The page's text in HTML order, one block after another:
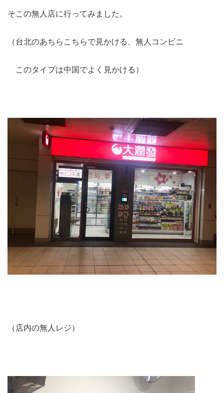
そこの無人店に行ってみました。
（台北のあちらこちらで見かける、無人コンビニ
このタイプは中国でよく見かける）
（店内の無人レジ）